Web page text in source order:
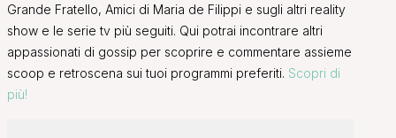
Grande Fratello, Amici di Maria de Filippi e sugli altri reality
show e le serie tv più seguiti. Qui potrai incontrare altri
appassionati di gossip per scoprire e commentare assieme
scoop e retroscena sui tuoi programmi preferiti. Scopri di
più!